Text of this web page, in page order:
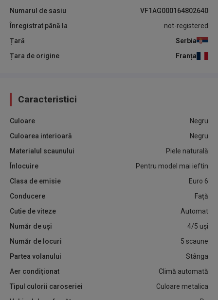
Numarul de sasiu
VF1AG000164802640
Înregistrat până la
not-registered
Țară
Serbia
Țara de origine
Franța
Caracteristici
Culoare
Negru
Culoarea interioară
Negru
Materialul scaunului
Piele naturală
Înlocuire
Pentru model mai ieftin
Clasa de emisie
Euro 6
Conducere
Față
Cutie de viteze
Automat
Număr de uși
4/5 uși
Număr de locuri
5 scaune
Partea volanului
Stânga
Aer condiționat
Climă automată
Tipul culorii caroseriei
Culoare metalica